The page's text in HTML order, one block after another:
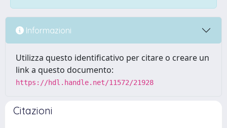
Informazioni
Utilizza questo identificativo per citare o creare un
link a questo documento:
https://hdl.handle.net/11572/21928
Citazioni